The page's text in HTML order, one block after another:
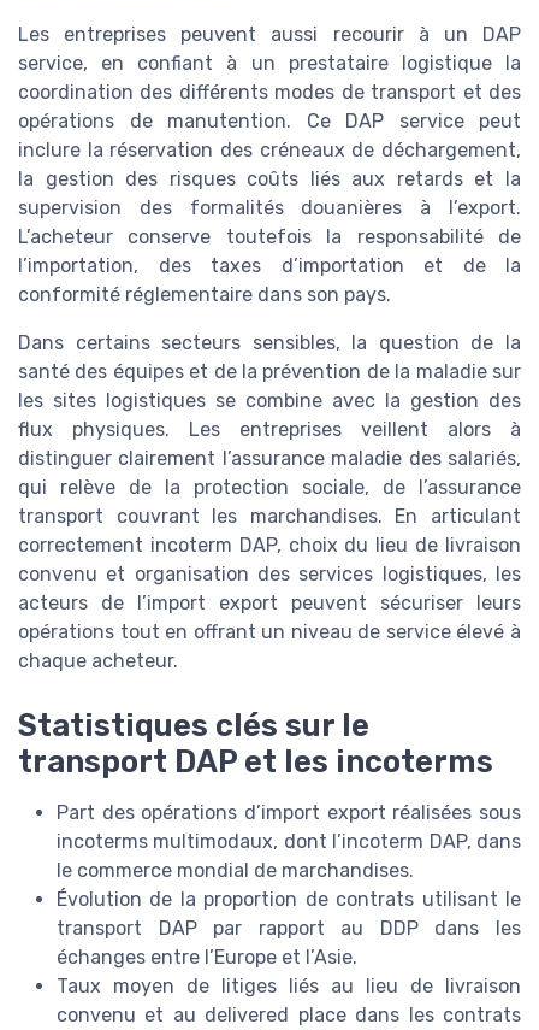
Les entreprises peuvent aussi recourir à un DAP
service, en confiant à un prestataire logistique la
coordination des différents modes de transport et des
opérations de manutention. Ce DAP service peut
inclure la réservation des créneaux de déchargement,
la gestion des risques coûts liés aux retards et la
supervision des formalités douanières à l’export.
L’acheteur conserve toutefois la responsabilité de
l’importation, des taxes d’importation et de la
conformité réglementaire dans son pays.
Dans certains secteurs sensibles, la question de la
santé des équipes et de la prévention de la maladie sur
les sites logistiques se combine avec la gestion des
flux physiques. Les entreprises veillent alors à
distinguer clairement l’assurance maladie des salariés,
qui relève de la protection sociale, de l’assurance
transport couvrant les marchandises. En articulant
correctement incoterm DAP, choix du lieu de livraison
convenu et organisation des services logistiques, les
acteurs de l’import export peuvent sécuriser leurs
opérations tout en offrant un niveau de service élevé à
chaque acheteur.
Statistiques clés sur le
transport DAP et les incoterms
Part des opérations d’import export réalisées sous
incoterms multimodaux, dont l’incoterm DAP, dans
le commerce mondial de marchandises.
Évolution de la proportion de contrats utilisant le
transport DAP par rapport au DDP dans les
échanges entre l’Europe et l’Asie.
Taux moyen de litiges liés au lieu de livraison
convenu et au delivered place dans les contrats